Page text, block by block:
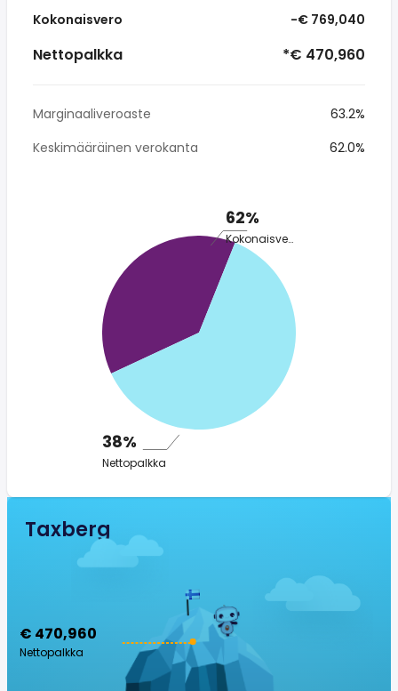
Kokonaisvero -€ 769,040
Nettopalkka *€ 470,960
Marginaaliveroaste
63.2%
Keskimääräinen verokanta
62.0%
62%
Kokonaisvero
38%
Nettopalkka
Taxberg
€ 470,960
Nettopalkka